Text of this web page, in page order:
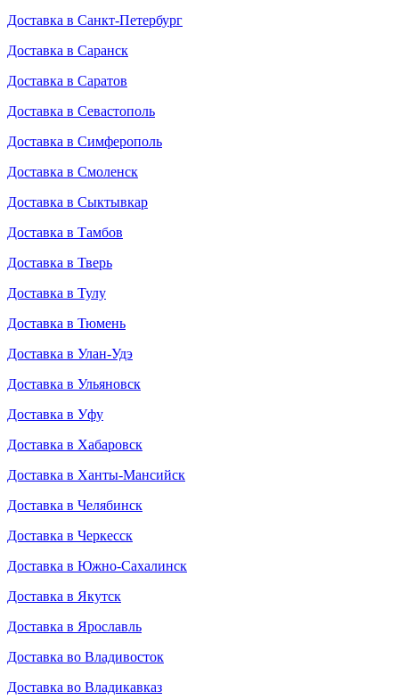
Доставка в Санкт-Петербург
Доставка в Саранск
Доставка в Саратов
Доставка в Севастополь
Доставка в Симферополь
Доставка в Смоленск
Доставка в Сыктывкар
Доставка в Тамбов
Доставка в Тверь
Доставка в Тулу
Доставка в Тюмень
Доставка в Улан-Удэ
Доставка в Ульяновск
Доставка в Уфу
Доставка в Хабаровск
Доставка в Ханты-Мансийск
Доставка в Челябинск
Доставка в Черкесск
Доставка в Южно-Сахалинск
Доставка в Якутск
Доставка в Ярославль
Доставка во Владивосток
Доставка во Владикавказ